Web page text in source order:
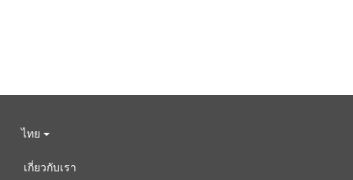
ไทย
เกี่ยวกับเรา